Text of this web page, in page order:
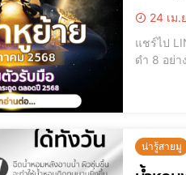
24 เม.
แชร์ไป LINE แชร์ไป LINE [elementor-template id="12184"] ราหูย้าย, เสริมดวงการเงิน, ไหว้พระราหู,
ดำ 8 อย่าง, ของไหว้พระราหู #กดติดตามไว้ รั
น่ารู้สายมู